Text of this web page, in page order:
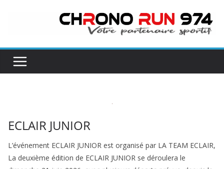
ECLAIR JUNIOR
L’événement ECLAIR JUNIOR est organisé par LA TEAM ECLAIR,
La deuxième édition de ECLAIR JUNIOR se déroulera le